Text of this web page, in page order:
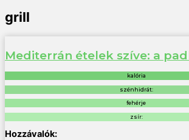
grill
Mediterrán ételek szíve: a
kalória
szénhidrát:
fehérje
zsír: